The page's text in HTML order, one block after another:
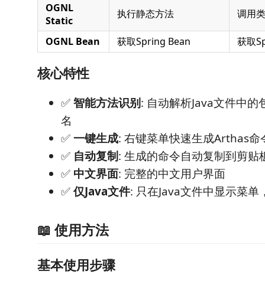
OGNL
Static
执行静态方法 调用
OGNL Bean 获取Spring Bean 获取
核心特性
✅智能方法识别: 自动解析Java文件中的
名
✅一键生成: 右键菜单快速生成Arthas命
✅ 自动复制: 生成的命令自动复制到剪贴
✅ 中文界面: 完整的中文用户界面
✅仅Java文件: 只在Java文件中显示菜单
📖 使用方法
基本使用步骤